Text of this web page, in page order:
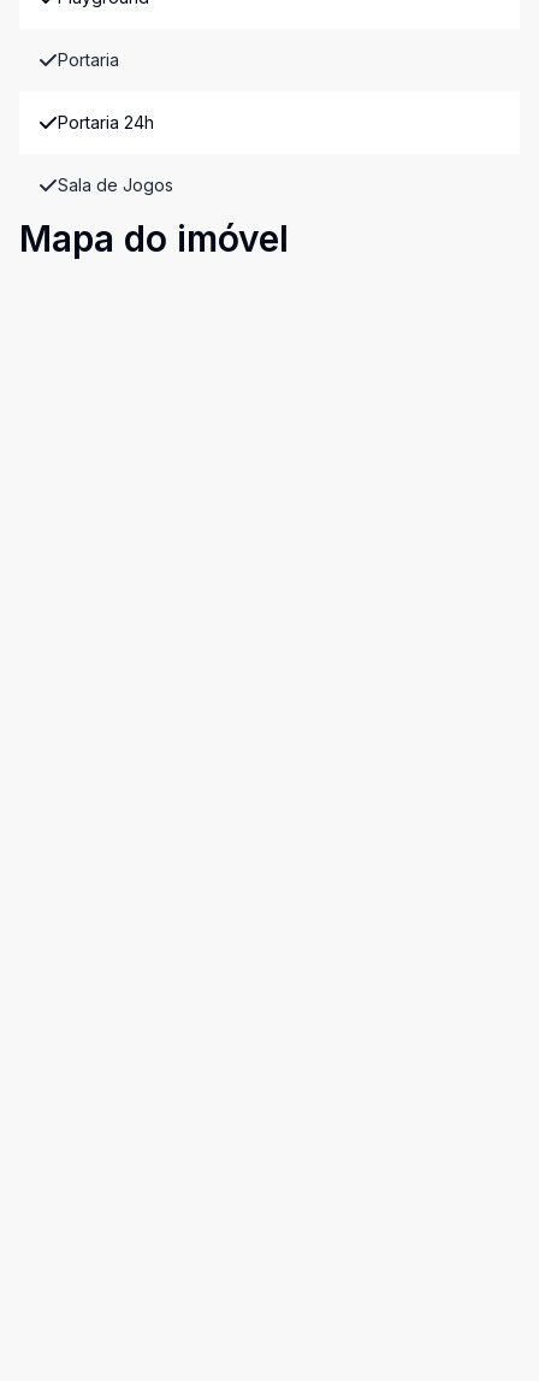
Portaria
Portaria 24h
Sala de Jogos
Mapa do imóvel